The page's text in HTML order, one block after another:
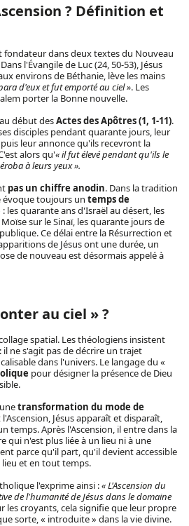
? Définition et
fondateur dans deux textes du Nouveau
l'Évangile de Luc (24, 50-53), Jésus
environs de Béthanie, lève les mains
d'eux et fut emporté au ciel ». Les
porter la Bonne nouvelle.
début desActes des Apôtres (1, 1-11).
disciples pendant quarante jours, leur
leur annonce qu'ils recevront la
alors qu'« il fut élevé pendant qu'ils le
à leurs yeux ».
pas un chiffre anodin. Dans la tradition
évoque toujours un temps de
: les quarante ans d'Israël au désert, les
sur le Sinaï, les quarante jours de
Ce délai entre la Résurrection et
de Jésus ont une durée, un
de nouveau est désormais appelé à
au ciel » ?
spatial. Les théologiens insistent
ne s'agit pas de décrire un trajet
dans l'univers. Le langage du «
pour désigner la présence de Dieu
transformation du mode de
l'Ascension, Jésus apparaît et disparaît,
temps. Après l'Ascension, il entre dans la
qui n'est plus liée à un lieu ni à une
parce qu'il part, qu'il devient accessible
et en tout temps.
l'exprime ainsi :« L'Ascension du
de l'humanité de Jésus dans le domaine
les croyants, cela signifie que leur propre
sorte, « introduite » dans la vie divine.